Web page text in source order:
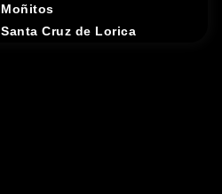
Moñitos
Santa Cruz de Lorica